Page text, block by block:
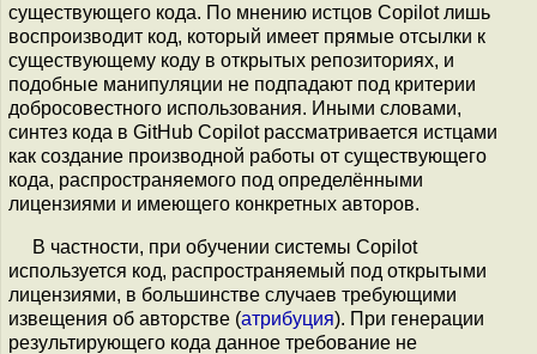
существующего кода. По мнению истцов Copilot лишь
воспроизводит код, который имеет прямые отсылки к
существующему коду в открытых репозиториях, и
подобные манипуляции не подпадают под критерии
добросовестного использования. Иными словами,
синтез кода в GitHub Copilot рассматривается истцами
как создание производной работы от существующего
кода, распространяемого под определёнными
лицензиями и имеющего конкретных авторов.
В частности, при обучении системы Copilot
используется код, распространяемый под открытыми
лицензиями, в большинстве случаев требующими
извещения об авторстве (атрибуция). При генерации
результирующего кода данное требование не